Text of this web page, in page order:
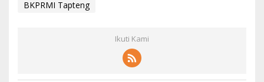
BKPRMI Tapteng
Ikuti Kami